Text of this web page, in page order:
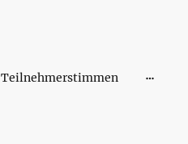
Teilnehmerstimmen